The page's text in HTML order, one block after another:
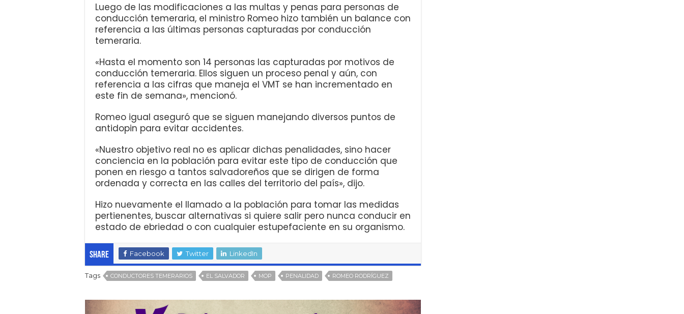
Luego de las modificaciones a las multas y penas para personas de
conducción temeraria, el ministro Romeo hizo también un balance con
referencia a las últimas personas capturadas por conducción
temeraria.
«Hasta el momento son 14 personas las capturadas por motivos de
conducción temeraria. Ellos siguen un proceso penal y aún, con
referencia a las cifras que maneja el VMT se han incrementado en
este fin de semana», mencionó.
Romeo igual aseguró que se siguen manejando diversos puntos de
antidopin para evitar accidentes.
«Nuestro objetivo real no es aplicar dichas penalidades, sino hacer
conciencia en la población para evitar este tipo de conducción que
ponen en riesgo a tantos salvadoreños que se dirigen de forma
ordenada y correcta en las calles del territorio del país», dijo.
Hizo nuevamente el llamado a la población para tomar las medidas
pertienentes, buscar alternativas si quiere salir pero nunca conducir en
estado de ebriedad o con cualquier estupefaciente en su organismo.
Share Facebook Twitter LinkedIn
Tags CONDUCTORES TEMERARIOS EL SALVADOR MOP PENALIDAD ROMEO RODRÍGUEZ